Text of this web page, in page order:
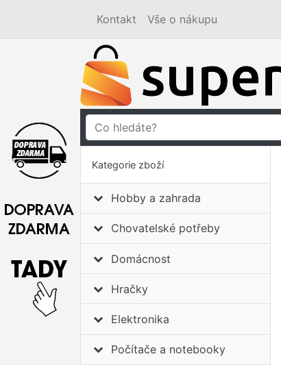
Kontakt Vše o nákupu
Kategorie zboží
Hobby a zahrada
Chovatelské potřeby
Domácnost
Hračky
Elektronika
Počítače a notebooky